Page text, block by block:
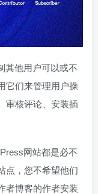
其他用户可以或不
它们来管理用户操
审核评论、安装插
网站都是必不
点，您不希望他们
者博客的作者安装